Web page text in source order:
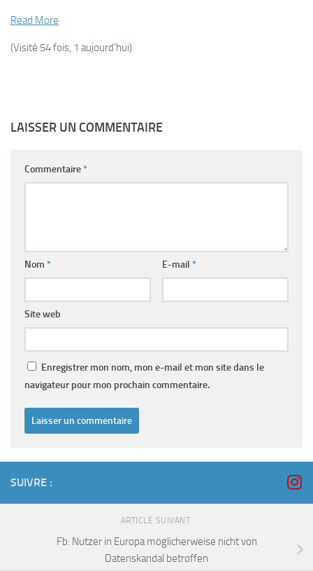
Read More
(Visité 54 fois, 1 aujourd'hui)
LAISSER UN COMMENTAIRE
Commentaire*
Nom * E-mail *
Site web
Enregistrer mon nom, mon e-mail et mon site dans le
navigateur pour mon prochain commentaire.
SUIVRE :
ARTICLE SUIVANT
Fb: Nutzer in Europa möglicherweise nicht von
Datenskandal betroffen